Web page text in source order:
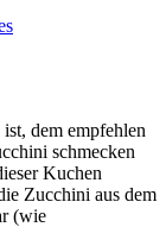
dem empfehlen
schmecken
Kuchen
Zucchini aus dem
(wie